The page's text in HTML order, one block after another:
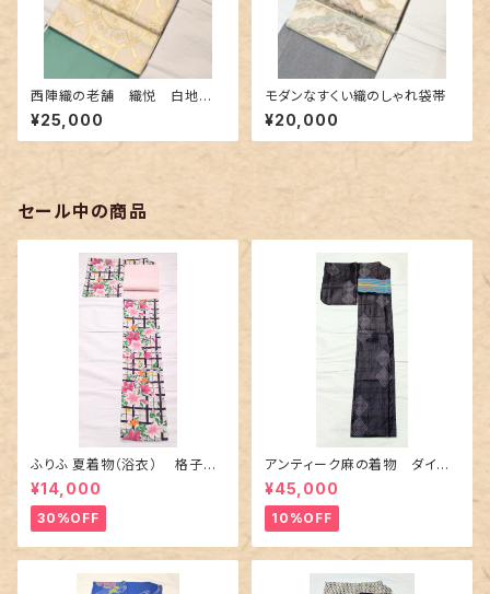
西陣織の老舗 織悦 白地に
金糸の礼装袋帯
¥25,000
モダンなすくい織のしゃれ袋帯
¥20,000
セール中の商品
ふりふ 夏着物（浴衣） 格子に
百合や秋草花
¥14,000
30%OFF
アンティーク麻の着物 ダイヤ
に市松柄の上布
¥45,000
10%OFF